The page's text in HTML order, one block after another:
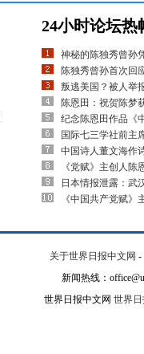
24小时论坛热
神秘的陈独秀曾孙
陈独秀曾孙首次回
叛逃美国？被人举
陈恩田：祝贺陈梦
纪念陈恩田作品《
国际七三学社前主
中国诗人董文海作
《党赋》主创人
日本情报泄露：武
《中国共产党赋》
关于世界日报中文网 -
新闻热线：
世界日报中文网 世界